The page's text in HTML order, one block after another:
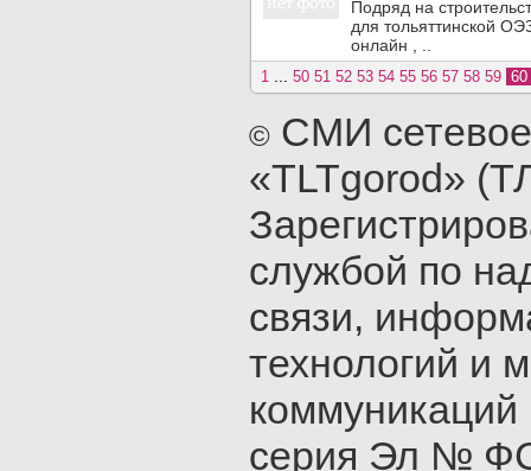
Подряд на
для тольяттинской
онлайн , ..
1 50 51 52 53 54 55 56 57 58 59 60
© СМИ
«TLTgorod»
службой по
связи,
технологий и
серия Эл №